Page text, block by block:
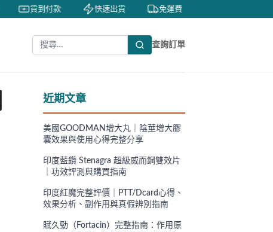
貨到付款 快速出貨 免運費
查詢訂單
近期文章
美國GOODMAN增大丸｜陰莖增大膠
囊效果與使用心得完整分享
印度藍鑽 Stenagra 超級威而鋼雙效片
｜功效評測與購買指南
印度紅魔完整評價｜PTT/Dcard心得、
效果分析、副作用與真假辨別指南
賦久勁（Fortacin）完整指南：作用原